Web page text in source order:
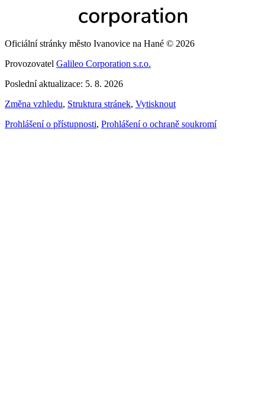
Oficiální stránky město Ivanovice na Hané © 2026
Provozovatel Galileo Corporation s.r.o.
Poslední aktualizace: 5. 8. 2026
Změna vzhledu, Struktura stránek, Vytisknout
Prohlášení o přístupnosti, Prohlášení o ochraně soukromí